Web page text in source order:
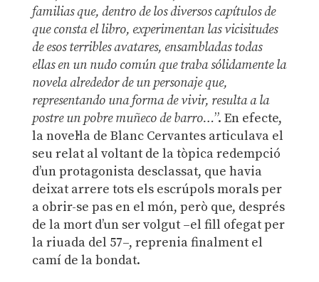
familias que, dentro de los diversos capítulos de
que consta el libro, experimentan las vicisitudes
de esos terribles avatares, ensambladas todas
ellas en un nudo común que traba sólidamente la
novela alrededor de un personaje que,
representando una forma de vivir, resulta a la
postre un pobre muñeco de barro…”. En efecte,
la novel·la de Blanc Cervantes articulava el
seu relat al voltant de la tòpica redempció
d’un protagonista desclassat, que havia
deixat arrere tots els escrúpols morals per
a obrir-se pas en el món, però que, després
de la mort d’un ser volgut –el fill ofegat per
la riuada del 57–, reprenia finalment el
camí de la bondat.